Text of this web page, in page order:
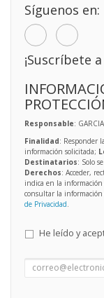
Síguenos en:
¡Suscríbete
Responsable:
Finalidad: Responder
información solicitada;
Destinatarios: Solo
Derechos: Acceder,
indica en la información
consultar la información
de Privacidad
He leído y